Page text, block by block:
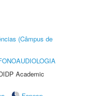
(Câmpus de
Academic